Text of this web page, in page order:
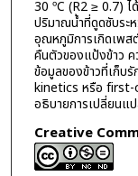
30 ºC (R2 ≥ 0.7)
ปริมาณน้ำที่ดูดซับระ
อุณหภูมิการเกิดเพส
คืนตัวของแป้งข้าว ค
ข้อมูลของข้าวที่เก็บ
kinetics หรือ
อธิบายการเปลี่ยนแ
Creative